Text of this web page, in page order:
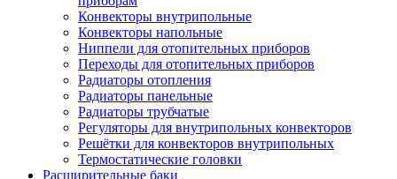
Конвекторы внутрипольные
Конвекторы напольные
Ниппели для отопительных приборов
Переходы для отопительных приборов
Радиаторы отопления
Радиаторы панельные
Радиаторы трубчатые
Регуляторы для внутрипольных конвекторов
Решётки для конвекторов внутрипольных
Термостатические головки
Расширительные баки